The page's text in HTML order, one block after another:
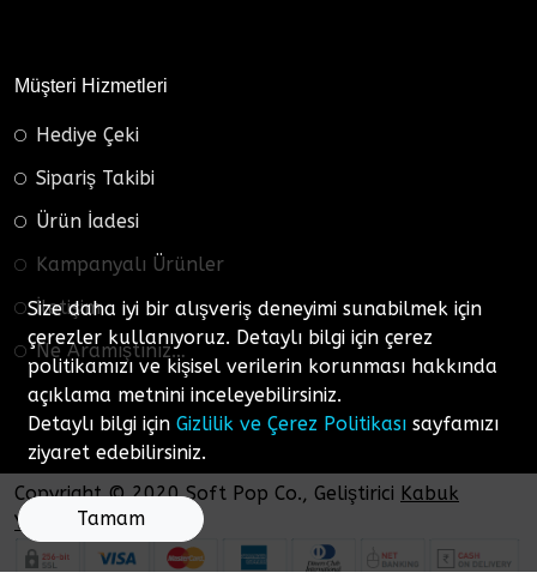
Müşteri Hizmetleri
Hediye Çeki
Sipariş Takibi
Ürün İadesi
Kampanyalı Ürünler
İletişim
Ne Aramıştınız…
Copyright © 2020 Soft Pop Co., Geliştirici Kabuk
Yazılım
Size daha iyi bir alışveriş deneyimi sunabilmek için
çerezler kullanıyoruz. Detaylı bilgi için çerez
politikamızı ve kişisel verilerin korunması hakkında
açıklama metnini inceleyebilirsiniz.
Detaylı bilgi için Gizlilik ve Çerez Politikası sayfamızı
ziyaret edebilirsiniz.
Tamam